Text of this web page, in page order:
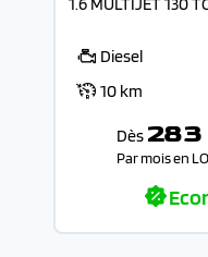
Diesel
10 km
Dès 283
Par mois en